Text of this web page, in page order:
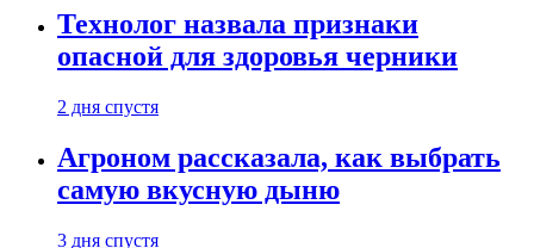
Технолог назвала признаки
опасной для здоровья черники
2 дня спустя
Агроном рассказала, как выбрать
самую вкусную дыню
3 дня спустя